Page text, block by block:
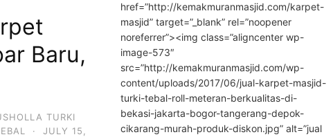
Baru,
TURKI
·
JULY 15,
href=”http://kemakmuranmasjid.com/karpet-
masjid” target=”_blank” rel=”noopener
noreferrer”><img class=”aligncenter wp-
image-573″
src=”http://kemakmuranmasjid.com/wp-
content/uploads/2017/06/jual-karpet-masjid-
turki-tebal-roll-meteran-berkualitas-di-
bekasi-jakarta-bogor-tangerang-depok-
cikarang-murah-produk-diskon.jpg” alt=”jual